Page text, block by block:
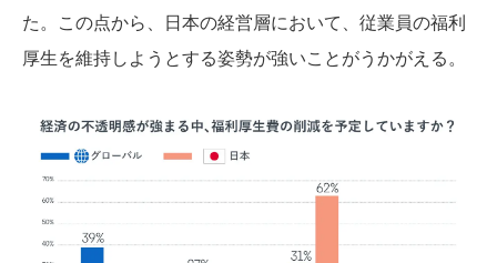
た。この点から、日本の経営層において、従業員の福利
厚生を維持しようとする姿勢が強いことがうかがえる。